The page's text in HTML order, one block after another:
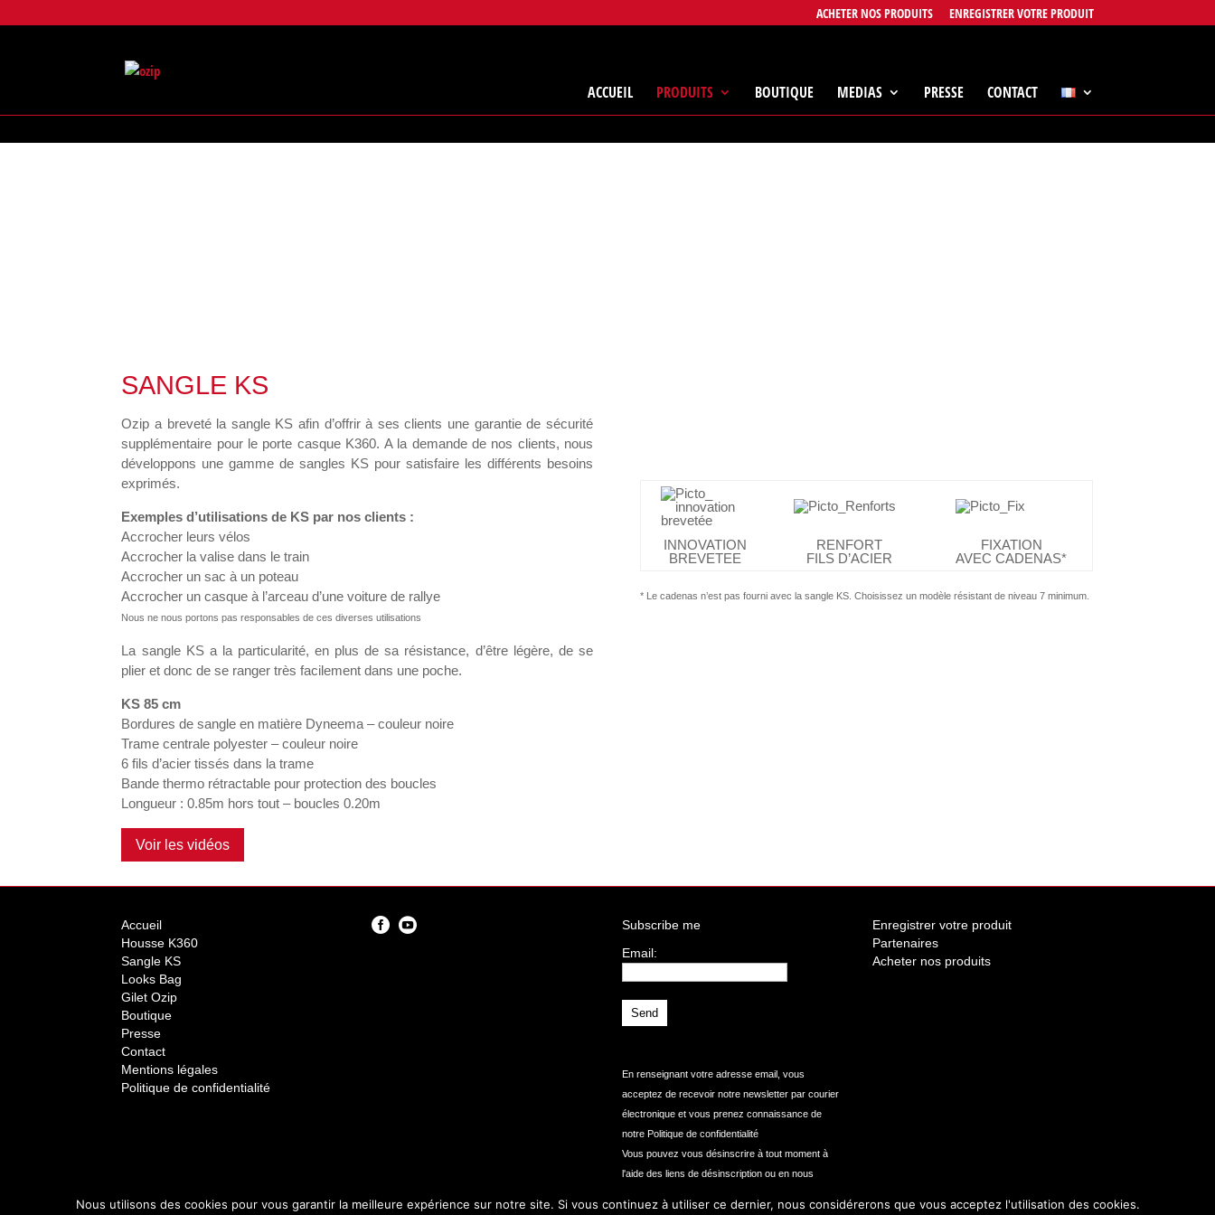
ACHETER NOS PRODUITS ENREGISTRER VOTRE PRODUIT
ACCUEIL PRODUITS BOUTIQUE MEDIAS PRESSE CONTACT
SANGLE KS
Ozip a breveté la sangle KS afin d’offrir à ses clients une garantie de sécurité
supplémentaire pour le porte casque K360. A la demande de nos clients, nous
développons une gamme de sangles KS pour satisfaire les différents besoins
exprimés.
Exemples d’utilisations de KS par nos clients :
Accrocher leurs vélos
Accrocher la valise dans le train
Accrocher un sac à un poteau
Accrocher un casque à l’arceau d’une voiture de rallye
Nous ne nous portons pas responsables de ces diverses utilisations
La sangle KS a la particularité, en plus de sa résistance, d’être légère, de se
plier et donc de se ranger très facilement dans une poche.
KS 85 cm
Bordures de sangle en matière Dyneema – couleur noire
Trame centrale polyester – couleur noire
6 fils d’acier tissés dans la trame
Bande thermo rétractable pour protection des boucles
Longueur : 0.85m hors tout – boucles 0.20m
Voir les vidéos
INNOVATION
BREVETEE
RENFORT
FILS D’ACIER
FIXATION
AVEC CADENAS*
* Le cadenas n’est pas fourni avec la sangle KS. Choisissez un modèle résistant de niveau 7 minimum.
Accueil
Housse K360
Sangle KS
Looks Bag
Gilet Ozip
Boutique
Presse
Contact
Mentions légales
Politique de confidentialité
Subscribe me
Email:
En renseignant votre adresse email, vous
acceptez de recevoir notre newsletter par courier
électronique et vous prenez connaissance de
notrePolitique de confidentialité
Vous pouvez vous désinscrire à tout moment à
l'aide des liens de désinscription ou en nous
Enregistrer votre produit
Partenaires
Acheter nos produits
Nous utilisons des cookies pour vous garantir la meilleure expérience sur notre site. Si vous continuez à utiliser ce dernier, nous considérerons que vous acceptez l'utilisation des cookies.